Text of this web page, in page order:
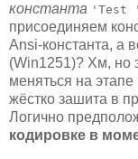
константа 'Test '
присоединяем
Ansi-константа, а
(Win1251)? Хм, но
меняться на этапе
жёстко зашита в
Логично
кодировке в